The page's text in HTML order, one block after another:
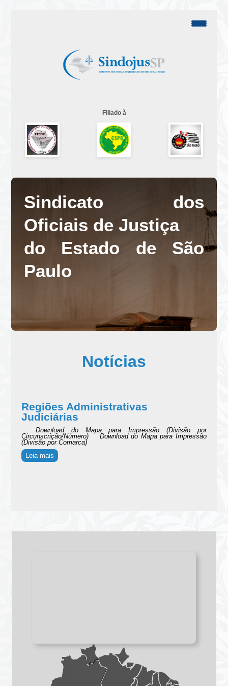
Filiado à
Sindicato dos
Oficiais de Justiça
do Estado de São
Paulo
Notícias
Regiões Administrativas
Judiciárias
Download do Mapa para Impressão (Divisão por
Circunscrição/Número) Download do Mapa para Impressão
(Divisão por Comarca)
Leia mais